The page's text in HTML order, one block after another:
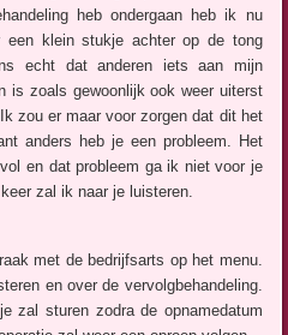
heb ondergaan heb ik nu
klein stukje achter op de tong
echt dat anderen iets aan mijn
is zoals gewoonlijk ook weer uiterst
er maar voor zorgen dat dit het
anders heb je een probleem. Het
en dat probleem ga ik niet voor je
zal ik naar je luisteren.
met de bedrijfsarts op het menu.
en over de vervolgbehandeling.
zal sturen zodra de opnamedatum